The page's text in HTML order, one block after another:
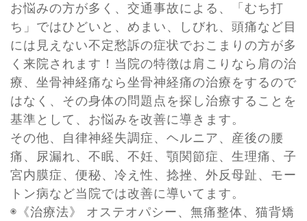
お悩みの方が多く、交通事故による、「むち打
ち」ではひどいと、めまい、しびれ、頭痛など目
には見えない不定愁訴の症状でおこまりの方が多
く来院されます！当院の特徴は肩こりなら肩の治
療、坐骨神経痛なら坐骨神経痛の治療をするので
はなく、その身体の問題点を探し治療することを
基準として、お悩みを改善に導きます。
その他、自律神経失調症、ヘルニア、産後の腰
痛、尿漏れ、不眠、不妊、顎関節症、生理痛、子
宮内膜症、便秘、冷え性、捻挫、外反母趾、モー
トン病など当院では改善に導いてます。
◉《治療法》 オステオパシー、無痛整体、猫背矯